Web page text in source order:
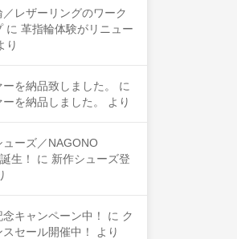
レザーリングのワーク
に 革指輪体験がリニュー
り
を納品致しました。
に
を納品しました。
より
ューズ／NAGONO
生！
に 新作シューズ登
念キャンペーン中！ に ク
スセール開催中！
より